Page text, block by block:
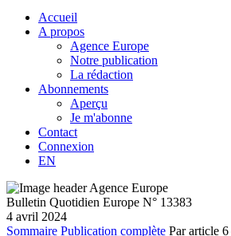
Accueil
A propos
Agence Europe
Notre publication
La rédaction
Abonnements
Aperçu
Je m'abonne
Contact
Connexion
EN
Bulletin Quotidien Europe N° 13383
4 avril 2024
Sommaire Publication complète Par article 6